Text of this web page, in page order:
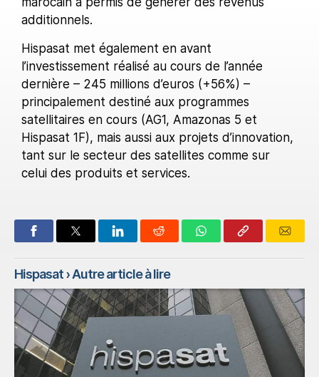
additionnels.
Hispasat met également en avant
l’investissement réalisé au cours de l’année
dernière – 245 millions d’euros (+56%) –
principalement destiné aux programmes
satellitaires en cours (AG1, Amazonas 5 et
Hispasat 1F), mais aussi aux projets d’innovation,
tant sur le secteur des satellites comme sur
celui des produits et services.
Hispasat› Autre article à lire